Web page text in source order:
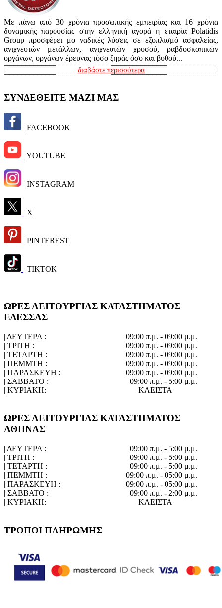
Με πάνω από 30 χρόνια προσωπικής εμπειρίας και 16 χρόνια
δυναμικής παρουσίας στην ελληνική αγορά η εταιρία Polatidis
Group προσφέρει μο ναδικές λύσεις σε εξοπλισμό ασφαλείας,
ανιχνευτών μετάλλων, ανιχνευτών χρυσού, ραβδοσκοπικών
οργάνων, οργάνων έρευνας τόσο ξηράς όσο και βυθού...
διαβάστε περισσότερα
ΣΥΝΔΕΘΕΙΤΕ ΜΑΖΙ ΜΑΣ
| FACEBOOK
| YOUTUBE
| INSTAGRAM
| X
| PINTEREST
| TIKTOK
ΩΡΕΣ ΛΕΙΤΟΥΡΓΙΑΣ ΚΑΤΑΣΤΗΜΑΤΟΣ
ΕΔΕΣΣΑΣ
| ΔΕΥΤΕΡΑ :
09:00 π.μ. - 09:00 μ.μ.
| ΤΡΙΤΗ :
09:00 π.μ. - 09:00 μ.μ.
| ΤΕΤΑΡΤΗ :
09:00 π.μ. - 09:00 μ.μ.
| ΠΕΜΜΤΗ :
09:00 π.μ. - 09:00 μ.μ.
| ΠΑΡΑΣΚΕΥΗ :
09:00 π.μ. - 09:00 μ.μ.
| ΣΑΒΒΑΤΟ :
09:00 π.μ. - 5:00 μ.μ.
| ΚΥΡΙΑΚΗ:
ΚΛΕΙΣΤΑ
ΩΡΕΣ ΛΕΙΤΟΥΡΓΙΑΣ ΚΑΤΑΣΤΗΜΑΤΟΣ
ΑΘΗΝΑΣ
| ΔΕΥΤΕΡΑ :
09:00 π.μ. - 5:00 μ.μ.
| ΤΡΙΤΗ :
09:00 π.μ. - 5:00 μ.μ.
| ΤΕΤΑΡΤΗ :
09:00 π.μ. - 5:00 μ.μ.
| ΠΕΜΜΤΗ :
09:00 π.μ. - 05:00 μ.μ.
| ΠΑΡΑΣΚΕΥΗ :
09:00 π.μ. - 05:00 μ.μ.
| ΣΑΒΒΑΤΟ :
09:00 π.μ. - 2:00 μ.μ.
| ΚΥΡΙΑΚΗ:
ΚΛΕΙΣΤΑ
ΤΡΟΠΟΙ ΠΛΗΡΩΜΗΣ